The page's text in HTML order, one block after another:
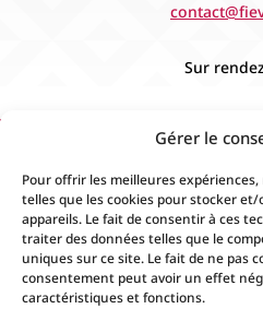
Gérer le
Pour offrir les meilleures
telles que les cookies pour stocker
appareils. Le fait de consentir à ces
traiter des données telles que le
uniques sur ce site. Le fait de ne pas
consentement peut avoir un effet
caractéristiques et fonctions.
Sur